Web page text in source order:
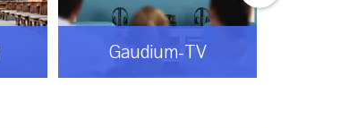
Gaudium-TV